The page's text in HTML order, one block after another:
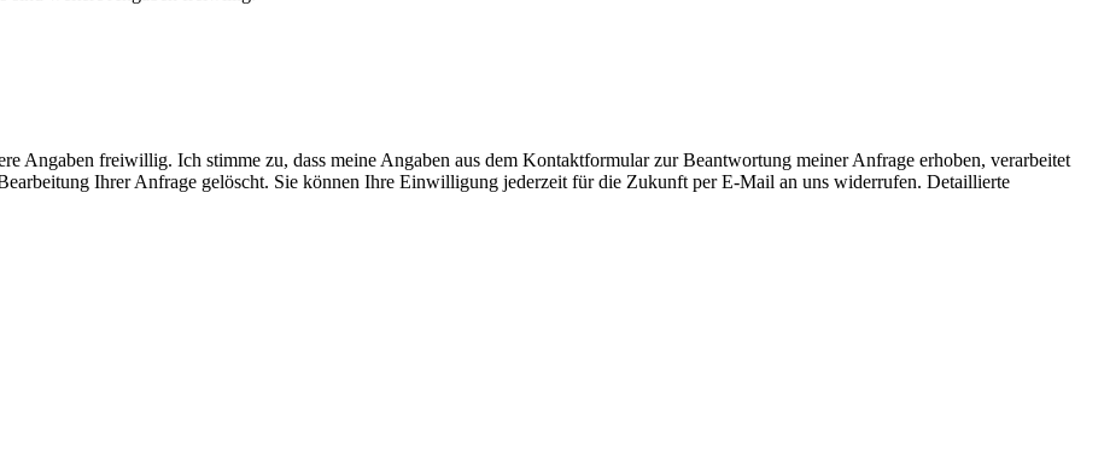
Angaben freiwillig. Ich stimme zu, dass meine Angaben aus dem Kontaktformular zur Beantwortung meiner Anfrage erhoben, verarbeitet
Ihrer Anfrage gelöscht. Sie können Ihre Einwilligung jederzeit für die Zukunft per E-Mail an uns widerrufen. Detaillierte